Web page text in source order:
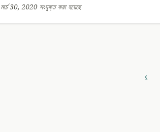
মার্চ 30, 2020 সংযুক্ত করা হয়েছে
‹পূর্ববর্তী